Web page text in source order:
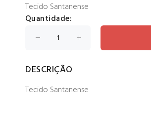
Tecido Santanense
Quantidade:
DESCRIÇÃO
Tecido Santanense